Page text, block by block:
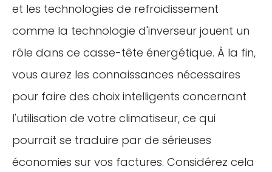
et les technologies de refroidissement
comme la technologie d'inverseur jouent un
rôle dans ce casse-tête énergétique. À la fin,
vous aurez les connaissances nécessaires
pour faire des choix intelligents concernant
l'utilisation de votre climatiseur, ce qui
pourrait se traduire par de sérieuses
économies sur vos factures. Considérez cela